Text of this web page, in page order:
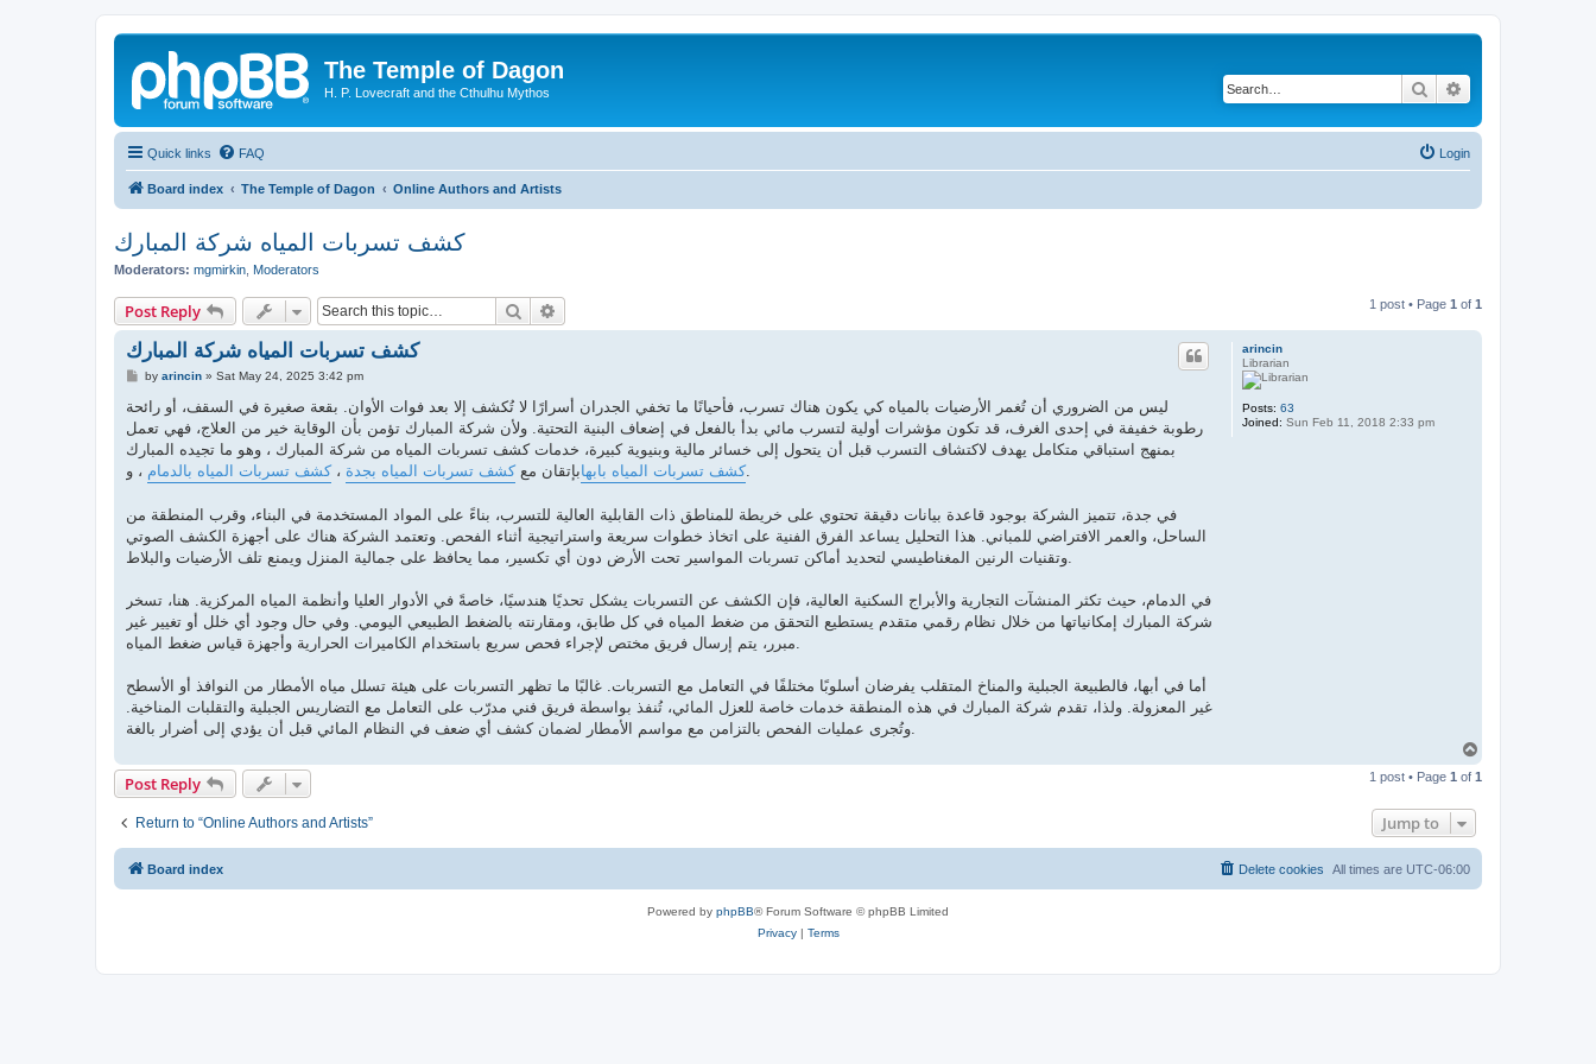
The Temple of Dagon
H. P. Lovecraft and the Cthulhu Mythos Search
Quick links FAQ Login
Board index The Temple of Dagon Online Authors and Artists
كشف تسربات المياه شركة المبارك
Moderators: mgmirkin Moderators
Post Reply Search 1 post • Page 1 of 1
arincin
Librarian
Posts: 63
Joined: Sun Feb 11, 2018 2:33 pm
كشف تسربات المياه شركة المبارك
P
s
by arincin» Sat May 24, 2025 3:42 pm
ليس من الضروري أن تُغمر الأرضيات بالمياه كي يكون هناك تسرب، فأحيانًا ما تخفي الجدران أسرارًا لا تُكشف إلا بعد فوات الأوان. بقعة صغيرة في السقف، أو رائحة
رطوبة خفيفة في إحدى الغرف، قد تكون مؤشرات أولية لتسرب مائي بدأ بالفعل في إضعاف البنية التحتية. ولأن شركة المبارك تؤمن بأن الوقاية خير من العلاج، فهي تعمل
بمنهج استباقي متكامل يهدف لاكتشاف التسرب قبل أن يتحول إلى خسائر مالية وبنيوية كبيرة، خدمات كشف تسربات المياه من شركة المبارك ، وهو ما تجيده المبارك
بإتقان معكشف تسربات المياه بجدة ،كشف تسربات المياه بالدمام ، و كشف تسربات المياه بابها.
في جدة، تتميز الشركة بوجود قاعدة بيانات دقيقة تحتوي على خريطة للمناطق ذات القابلية العالية للتسرب، بناءً على المواد المستخدمة في البناء، وقرب المنطقة من
الساحل، والعمر الافتراضي للمباني. هذا التحليل يساعد الفرق الفنية على اتخاذ خطوات سريعة واستراتيجية أثناء الفحص. وتعتمد الشركة هناك على أجهزة الكشف الصوتي
وتقنيات الرنين المغناطيسي لتحديد أماكن تسربات المواسير تحت الأرض دون أي تكسير، مما يحافظ على جمالية المنزل ويمنع تلف الأرضيات والبلاط.
في الدمام، حيث تكثر المنشآت التجارية والأبراج السكنية العالية، فإن الكشف عن التسربات يشكل تحديًا هندسيًا، خاصةً في الأدوار العليا وأنظمة المياه المركزية. هنا، تسخر
شركة المبارك إمكانياتها من خلال نظام رقمي متقدم يستطيع التحقق من ضغط المياه في كل طابق، ومقارنته بالضغط الطبيعي اليومي. وفي حال وجود أي خلل أو تغيير غير
مبرر، يتم إرسال فريق مختص لإجراء فحص سريع باستخدام الكاميرات الحرارية وأجهزة قياس ضغط المياه.
أما في أبها، فالطبيعة الجبلية والمناخ المتقلب يفرضان أسلوبًا مختلفًا في التعامل مع التسربات. غالبًا ما تظهر التسربات على هيئة تسلل مياه الأمطار من النوافذ أو الأسطح
غير المعزولة. ولذا، تقدم شركة المبارك في هذه المنطقة خدمات خاصة للعزل المائي، تُنفذ بواسطة فريق فني مدرّب على التعامل مع التضاريس الجبلية والتقلبات المناخية.
وتُجرى عمليات الفحص بالتزامن مع مواسم الأمطار لضمان كشف أي ضعف في النظام المائي قبل أن يؤدي إلى أضرار بالغة.
p
Post Reply 1 post • Page 1 of 1
Return to “Online Authors and Artists” Jump to
Board index All times are UTC-06:00
Delete cookies
Powered by phpBB® Forum Software © phpBB Limited
Privacy| Terms